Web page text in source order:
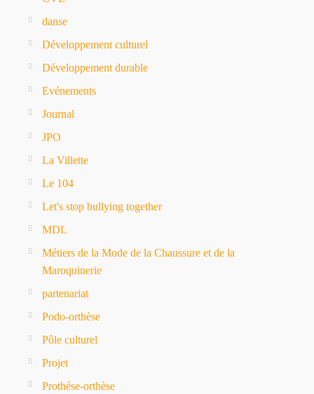
danse
Développement culturel
Développement durable
Evénements
Journal
JPO
La Villette
Le 104
Let's stop bullying together
MDL
Métiers de la Mode de la Chaussure et de la
Maroquinerie
partenariat
Podo-orthèse
Pôle culturel
Projet
Prothése-orthèse